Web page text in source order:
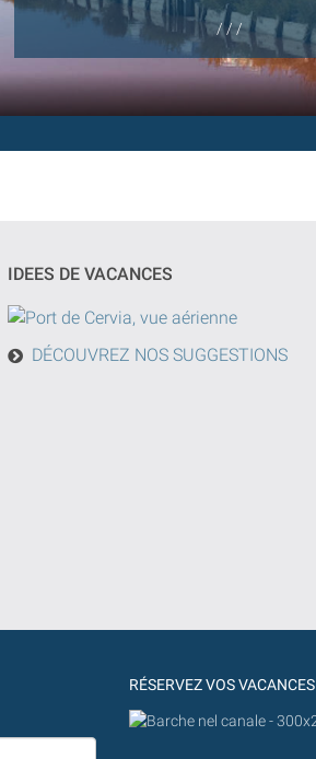
/ / /
IDEES DE VACANCES
DÉCOUVREZ NOS SUGGESTIONS
RÉSERVEZ VOS VACANCES